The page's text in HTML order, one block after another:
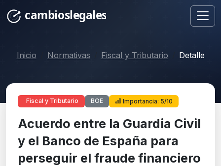
Inicio Normativas Fiscal y Tributario Detalle
Fiscal y Tributario BOE Importancia: 5/10
Acuerdo entre la Guardia Civil
y el Banco de España para
perseguir el fraude financiero